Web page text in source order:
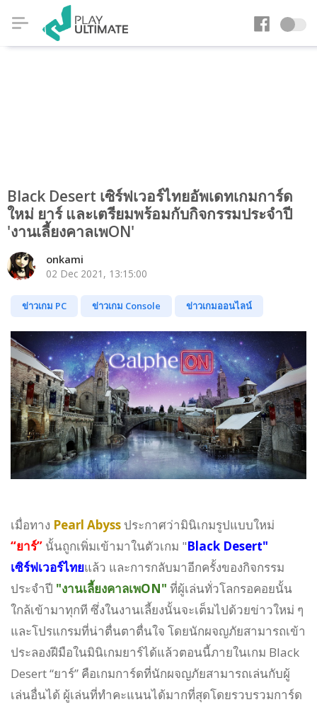
Black Desert เซิร์ฟเวอร์ไทยอัพเดทเกมการ์ด
ใหม่ ยาร์ และเตรียมพร้อมกับกิจกรรมประจำปี
'งานเลี้ยงคาลเพON'
onkami
02 Dec 2021, 13:15:00
ข่าวเกม PC ข่าวเกม Console ข่าวเกมออนไลน์
เมื่อทาง Pearl Abyss ประกาศว่ามินิเกมรูปแบบใหม่
“ยาร์” นั้นถูกเพิ่มเข้ามาในตัวเกม "Black Desert"
เซิร์ฟเวอร์ไทยแล้ว และการกลับมาอีกครั้งของกิจกรรม
ประจำปี "งานเลี้ยงคาลเพON" ที่ผู้เล่นทั่วโลกรอคอยนั้น
ใกล้เข้ามาทุกที ซึ่งในงานเลี้ยงนั้นจะเต็มไปด้วยข่าวใหม่ ๆ
และโปรแกรมที่น่าตื่นตาตื่นใจ โดยนักผจญภัยสามารถเข้า
ประลองฝีมือในมินิเกมยาร์ได้แล้วตอนนี้ภายในเกม Black
Desert “ยาร์” คือเกมการ์ดที่นักผจญภัยสามารถเล่นกับผู้
เล่นอื่นได้ ผู้เล่นที่ทำคะแนนได้มากที่สุดโดยรวบรวมการ์ด